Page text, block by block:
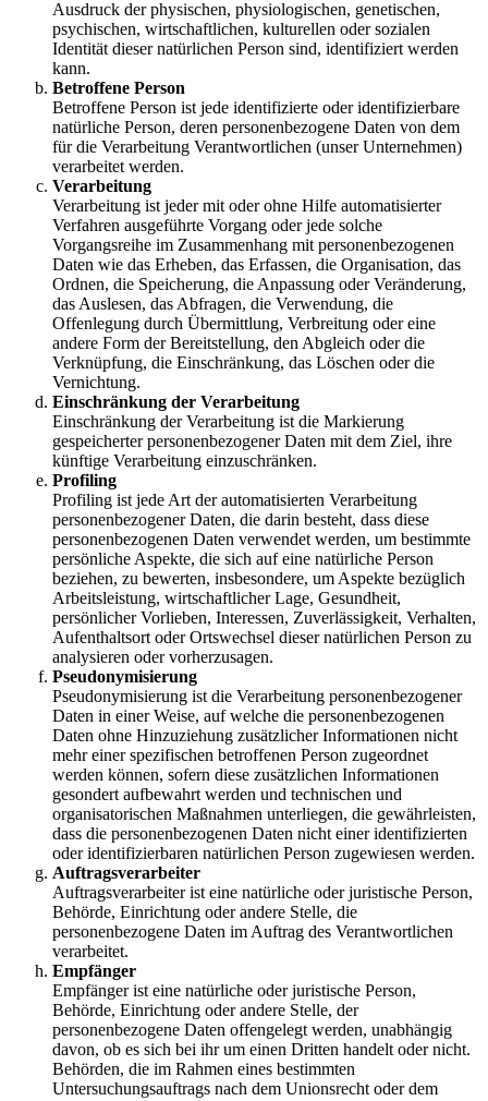
Ausdruck der physischen, physiologischen, genetischen,
psychischen, wirtschaftlichen, kulturellen oder sozialen
Identität dieser natürlichen Person sind, identifiziert werden
kann.
Betroffene Person
Betroffene Person ist jede identifizierte oder identifizierbare
natürliche Person, deren personenbezogene Daten von dem
für die Verarbeitung Verantwortlichen (unser Unternehmen)
verarbeitet werden.
Verarbeitung
Verarbeitung ist jeder mit oder ohne Hilfe automatisierter
Verfahren ausgeführte Vorgang oder jede solche
Vorgangsreihe im Zusammenhang mit personenbezogenen
Daten wie das Erheben, das Erfassen, die Organisation, das
Ordnen, die Speicherung, die Anpassung oder Veränderung,
das Auslesen, das Abfragen, die Verwendung, die
Offenlegung durch Übermittlung, Verbreitung oder eine
andere Form der Bereitstellung, den Abgleich oder die
Verknüpfung, die Einschränkung, das Löschen oder die
Vernichtung.
Einschränkung der Verarbeitung
Einschränkung der Verarbeitung ist die Markierung
gespeicherter personenbezogener Daten mit dem Ziel, ihre
künftige Verarbeitung einzuschränken.
Profiling
Profiling ist jede Art der automatisierten Verarbeitung
personenbezogener Daten, die darin besteht, dass diese
personenbezogenen Daten verwendet werden, um bestimmte
persönliche Aspekte, die sich auf eine natürliche Person
beziehen, zu bewerten, insbesondere, um Aspekte bezüglich
Arbeitsleistung, wirtschaftlicher Lage, Gesundheit,
persönlicher Vorlieben, Interessen, Zuverlässigkeit, Verhalten,
Aufenthaltsort oder Ortswechsel dieser natürlichen Person zu
analysieren oder vorherzusagen.
Pseudonymisierung
Pseudonymisierung ist die Verarbeitung personenbezogener
Daten in einer Weise, auf welche die personenbezogenen
Daten ohne Hinzuziehung zusätzlicher Informationen nicht
mehr einer spezifischen betroffenen Person zugeordnet
werden können, sofern diese zusätzlichen Informationen
gesondert aufbewahrt werden und technischen und
organisatorischen Maßnahmen unterliegen, die gewährleisten,
dass die personenbezogenen Daten nicht einer identifizierten
oder identifizierbaren natürlichen Person zugewiesen werden.
Auftragsverarbeiter
Auftragsverarbeiter ist eine natürliche oder juristische Person,
Behörde, Einrichtung oder andere Stelle, die
personenbezogene Daten im Auftrag des Verantwortlichen
verarbeitet.
Empfänger
Empfänger ist eine natürliche oder juristische Person,
Behörde, Einrichtung oder andere Stelle, der
personenbezogene Daten offengelegt werden, unabhängig
davon, ob es sich bei ihr um einen Dritten handelt oder nicht.
Behörden, die im Rahmen eines bestimmten
Untersuchungsauftrags nach dem Unionsrecht oder dem